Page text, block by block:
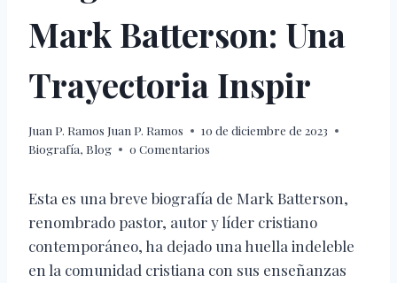
Mark Batterson: Una
Trayectoria Inspir
Juan P. Ramos Juan P. Ramos
10 de diciembre de 2023
Biografía, Blog 0 Comentarios
Esta es una breve biografía de Mark Batterson,
renombrado pastor, autor y líder cristiano
contemporáneo, ha dejado una huella indeleble
en la comunidad cristiana con sus enseñanzas